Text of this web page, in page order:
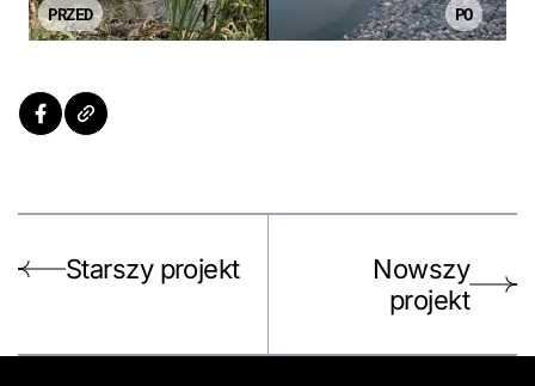
PRZED PO
Starszy projekt
Nowszy
projekt